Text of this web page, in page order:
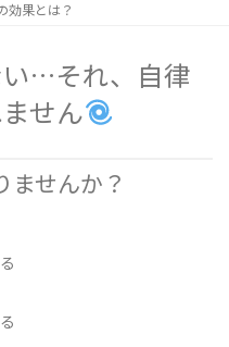
効果とは？
…それ、自律
せん
ませんか？